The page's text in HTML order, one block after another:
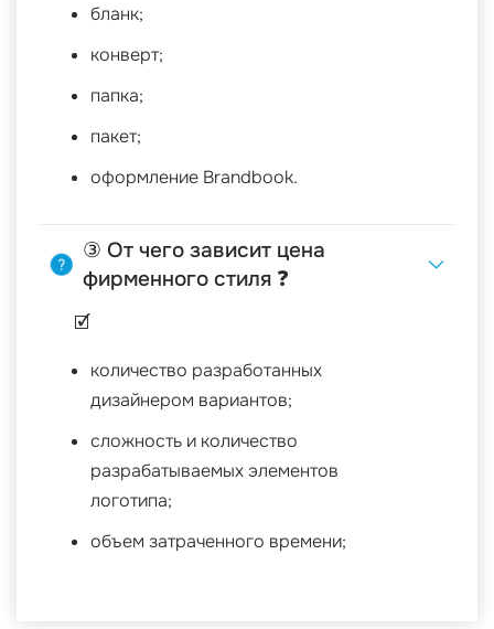
бланк;
конверт;
папка;
пакет;
оформление Brandbook.
③ От чего зависит цена
фирменного стиля ❓
🗹
количество разработанных
дизайнером вариантов;
сложность и количество
разрабатываемых элементов
логотипа;
объем затраченного времени;